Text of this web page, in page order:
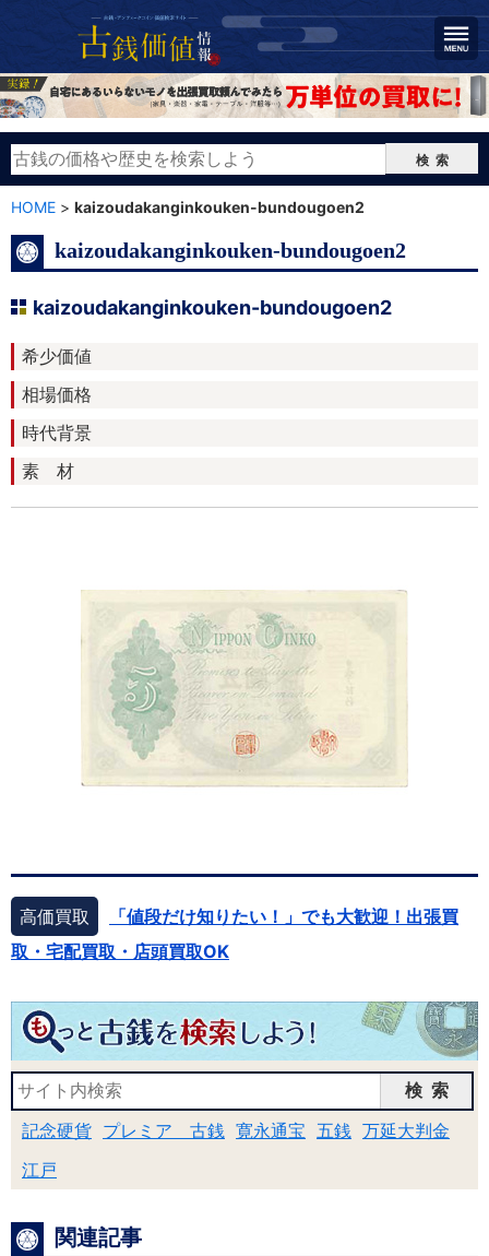
検索
HOME > kaizoudakanginkouken-bundougoen2
kaizoudakanginkouken-bundougoen2
kaizoudakanginkouken-bundougoen2
希少価値
相場価格
時代背景
素 材
高価買取
「値段だけ知りたい！」でも大歓迎！出張買
取・宅配買取・店頭買取OK
検索
記念硬貨 プレミア 古銭 寛永通宝 五銭 万延大判金
江戸
関連記事